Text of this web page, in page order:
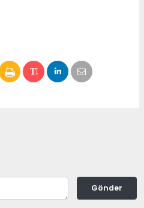
Gönder